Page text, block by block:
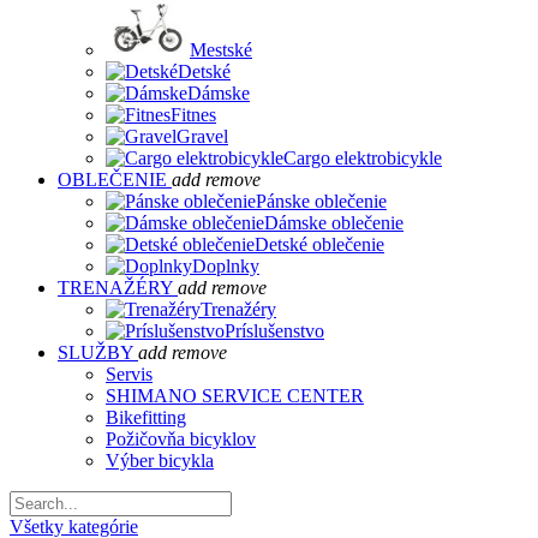
Mestské
Detské
Dámske
Fitnes
Gravel
Cargo elektrobicykle
OBLEČENIE add remove
Pánske oblečenie
Dámske oblečenie
Detské oblečenie
Doplnky
TRENAŽÉRY add remove
Trenažéry
Príslušenstvo
SLUŽBY add remove
Servis
SHIMANO SERVICE CENTER
Bikefitting
Požičovňa bicyklov
Výber bicykla
Všetky kategórie